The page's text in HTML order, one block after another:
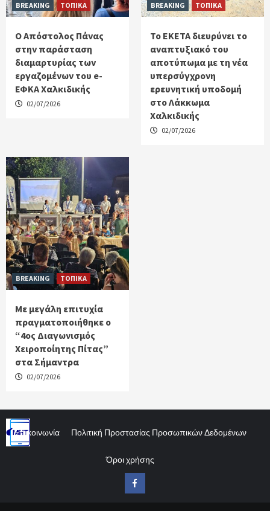
BREAKING ΤΟΠΙΚΑ
Ο Απόστολος Πάνας
στην παράσταση
διαμαρτυρίας των
εργαζομένων του e-
ΕΦΚΑ Χαλκιδικής
02/07/2026
BREAKING ΤΟΠΙΚΑ
Το ΕΚΕΤΑ διευρύνει το
αναπτυξιακό του
αποτύπωμα με τη νέα
υπερσύγχρονη
ερευνητική υποδομή
στο Λάκκωμα
Χαλκιδικής
02/07/2026
BREAKING ΤΟΠΙΚΑ
Με μεγάλη επιτυχία
πραγματοποιήθηκε ο
“4ος Διαγωνισμός
Χειροποίητης Πίτας”
στα Σήμαντρα
02/07/2026
Επικοινωνία Πολιτική Προστασίας Προσωπικών Δεδομένων
Όροι χρήσης
Facebook